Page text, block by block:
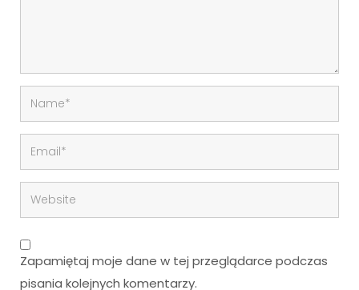
Zapamiętaj moje dane w tej przeglądarce podczas
pisania kolejnych komentarzy.